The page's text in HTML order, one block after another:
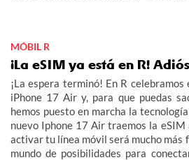
MÓBIL R
¡La eSIM ya está en R!
¡La espera terminó! En R
iPhone 17 Air y, para que puedas
hemos puesto en marcha la
nuevo Iphone 17 Air traemos la eSIM
activar tu línea móvil será mucho más
mundo de posibilidades para